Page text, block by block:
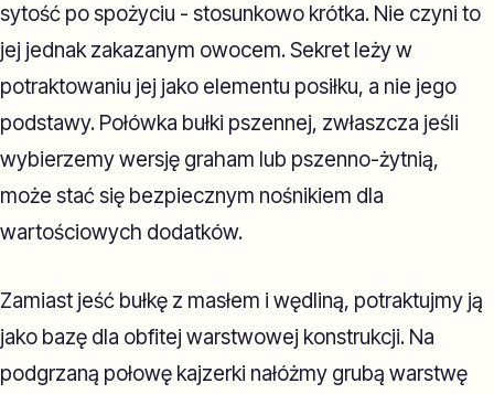
sytość po spożyciu - stosunkowo krótka. Nie czyni to
jej jednak zakazanym owocem. Sekret leży w
potraktowaniu jej jako elementu posiłku, a nie jego
podstawy. Połówka bułki pszennej, zwłaszcza jeśli
wybierzemy wersję graham lub pszenno-żytnią,
może stać się bezpiecznym nośnikiem dla
wartościowych dodatków.
Zamiast jeść bułkę z masłem i wędliną, potraktujmy ją
jako bazę dla obfitej warstwowej konstrukcji. Na
podgrzaną połowę kajzerki nałóżmy grubą warstwę